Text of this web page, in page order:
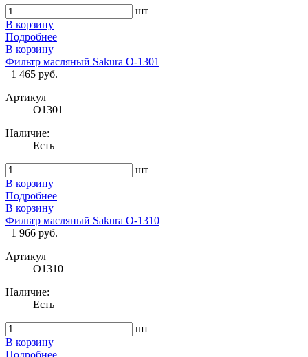
шт
В корзину
Подробнее
В корзину
Фильтр масляный Sakura O-1301
1 465 руб.
Артикул
O1301
Наличие:
Есть
шт
В корзину
Подробнее
В корзину
Фильтр масляный Sakura O-1310
1 966 руб.
Артикул
O1310
Наличие:
Есть
шт
В корзину